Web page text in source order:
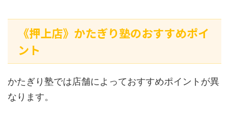
《押上店》かたぎり塾のおすすめポイ
ント
かたぎり塾では店舗によっておすすめポイントが異
なります。